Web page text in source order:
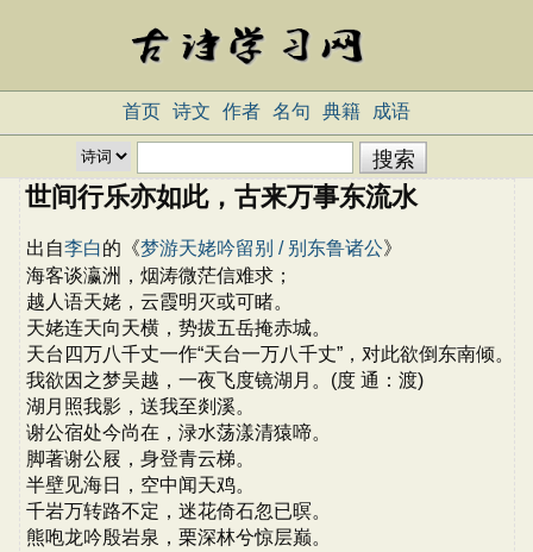
首页 诗文 作者 名句 典籍 成语
世间行乐亦如此，古来万事东流水
出自李白的《梦游天姥吟留别 / 别东鲁诸公》
海客谈瀛洲，烟涛微茫信难求；
越人语天姥，云霞明灭或可睹。
天姥连天向天横，势拔五岳掩赤城。
天台四万八千丈一作“天台一万八千丈”，对此欲倒东南倾。
我欲因之梦吴越，一夜飞度镜湖月。(度 通：渡)
湖月照我影，送我至剡溪。
谢公宿处今尚在，渌水荡漾清猿啼。
脚著谢公屐，身登青云梯。
半壁见海日，空中闻天鸡。
千岩万转路不定，迷花倚石忽已暝。
熊咆龙吟殷岩泉，栗深林兮惊层巅。